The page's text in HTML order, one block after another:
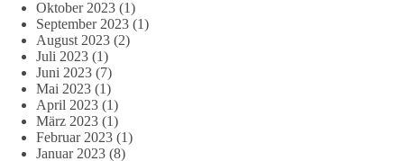
Oktober 2023 (1)
September 2023 (1)
August 2023 (2)
Juli 2023 (1)
Juni 2023 (7)
Mai 2023 (1)
April 2023 (1)
März 2023 (1)
Februar 2023 (1)
Januar 2023 (8)